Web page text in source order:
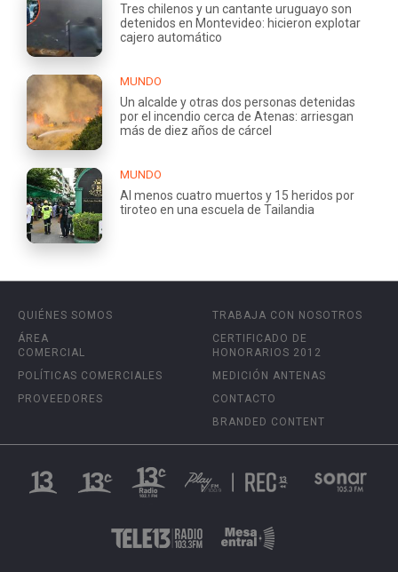
Tres chilenos y un cantante uruguayo son
detenidos en Montevideo: hicieron explotar
cajero automático
MUNDO
Un alcalde y otras dos personas detenidas
por el incendio cerca de Atenas: arriesgan
más de diez años de cárcel
MUNDO
Al menos cuatro muertos y 15 heridos por
tiroteo en una escuela de Tailandia
QUIÉNES SOMOS
ÁREA
COMERCIAL
POLÍTICAS COMERCIALES
PROVEEDORES
TRABAJA CON NOSOTROS
CERTIFICADO DE
HONORARIOS 2012
MEDICIÓN ANTENAS
CONTACTO
BRANDED CONTENT